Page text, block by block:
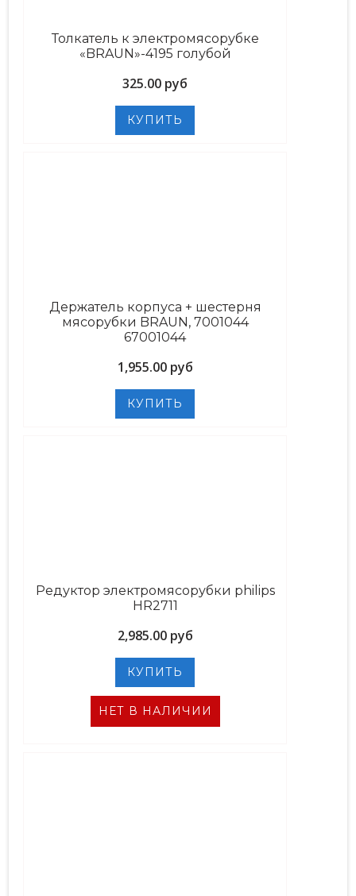
Толкатель к электромясорубке
«BRAUN»-4195 голубой
325.00 руб
Держатель корпуса + шестерня
мясорубки BRAUN, 7001044
67001044
1,955.00 руб
Редуктор электромясорубки philips
HR2711
2,985.00 руб
НЕТ В НАЛИЧИИ